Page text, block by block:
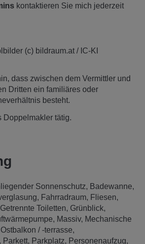
kontaktieren Sie mich jederzeit
(c) bildraum.at / IC-KI
dass zwischen dem Vermittler und
Dritten ein familiäres oder
besteht.
Doppelmakler tätig.
Sonnenschutz
Badewanne
Fahrradraum
Fliesen
Getrennte Toiletten Grünblick
Massiv Mechanische
Ostbalkon / -terrasse
Parkett Parkplatz Personenaufzug